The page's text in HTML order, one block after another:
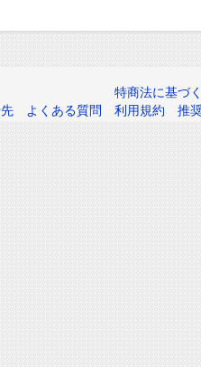
特商法に基づ
よくある質問 利用規約 推